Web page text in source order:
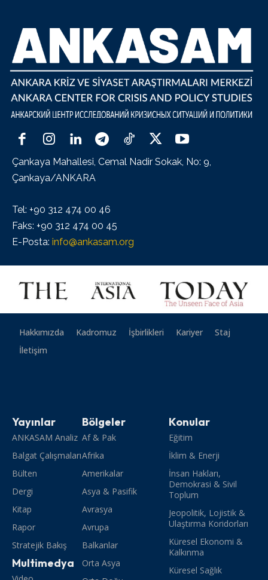
Çankaya Mahallesi, Cemal Nadir Sokak, No: 9,
Çankaya/ANKARA
Tel: +90 312 474 00 46
Faks: +90 312 474 00 45
E-Posta: info@ankasam.org
Hakkımızda Kadromuz İşbirlikleri Kariyer
Staj
İletişim
Yayınlar
ANKASAM Analiz
Balgat Çalışmaları
Bülten
Dergi
Kitap
Rapor
Stratejik Bakış
Multimedya
Bölgeler
Af & Pak
Afrika
Amerikalar
Asya & Pasifik
Avrasya
Avrupa
Balkanlar
Orta Asya
Konular
Eğitim
İklim & Enerji
İnsan Hakları,
Demokrasi & Sivil
Toplum
Jeopolitik, Lojistik &
Ulaştırma Koridorları
Küresel Ekonomi &
Kalkınma
Küresel Sağlık